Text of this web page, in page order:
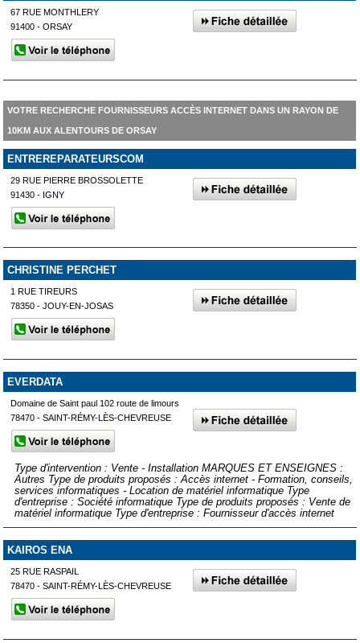
67 RUE MONTHLERY
91400 - ORSAY
VOTRE RECHERCHE FOURNISSEURS ACCÈS INTERNET DANS UN RAYON DE
10KM AUX ALENTOURS DE ORSAY
ENTREREPARATEURSCOM
29 RUE PIERRE BROSSOLETTE
91430 - IGNY
CHRISTINE PERCHET
1 RUE TIREURS
78350 - JOUY-EN-JOSAS
EVERDATA
Domaine de Saint paul 102 route de limours
78470 - SAINT-RÉMY-LÈS-CHEVREUSE
Type d'intervention : Vente - Installation MARQUES ET ENSEIGNES :
Autres Type de produits proposés : Accès internet - Formation, conseils,
services informatiques - Location de matériel informatique Type
d'entreprise : Société informatique Type de produits proposés : Vente de
matériel informatique Type d'entreprise : Fournisseur d'accès internet
KAIROS ENA
25 RUE RASPAIL
78470 - SAINT-RÉMY-LÈS-CHEVREUSE